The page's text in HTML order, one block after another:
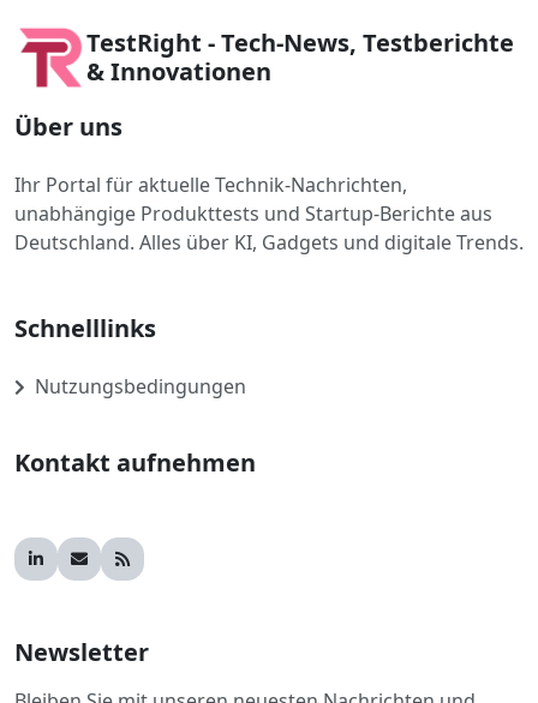
TestRight - Tech-News, Testberichte
& Innovationen
Über uns
Ihr Portal für aktuelle Technik-Nachrichten,
unabhängige Produkttests und Startup-Berichte aus
Deutschland. Alles über KI, Gadgets und digitale Trends.
Schnelllinks
Nutzungsbedingungen
Kontakt aufnehmen
Newsletter